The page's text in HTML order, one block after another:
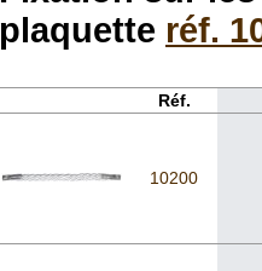
plaquette réf.
Réf.
10200